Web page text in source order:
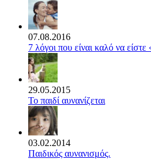
07.08.2016
7 λόγοι που είναι καλό να
29.05.2015
Το παιδί αυνανίζεται
03.02.2014
Παιδικός αυνανισμός.